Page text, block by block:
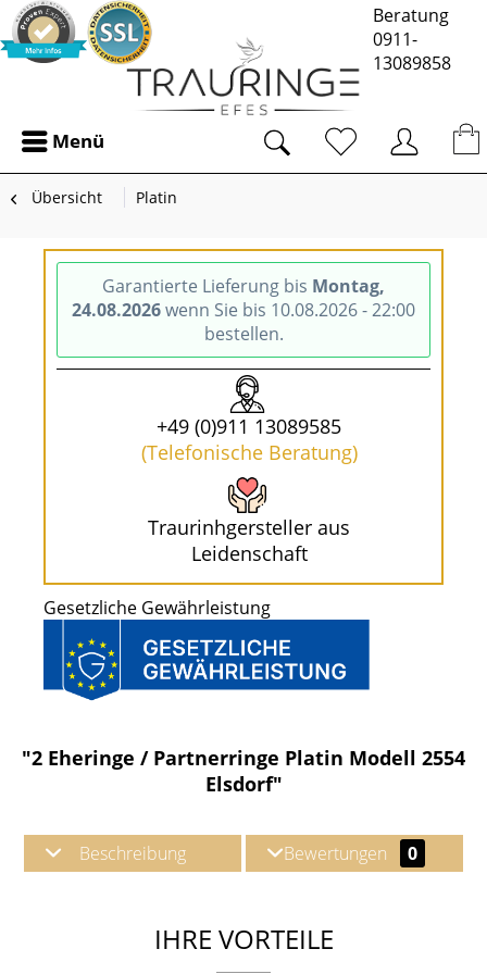
Beratung
0911-
13089858
Menü
Übersicht Platin
Garantierte Lieferung bis Montag,
24.08.2026wenn Sie bis 10.08.2026 - 22:00
bestellen.
+49 (0)911 13089585
(Telefonische Beratung)
Traurinhgersteller aus
Leidenschaft
Gesetzliche Gewährleistung
"2 Eheringe / Partnerringe Platin Modell 2554
Elsdorf"
Beschreibung Bewertungen 0
IHRE VORTEILE